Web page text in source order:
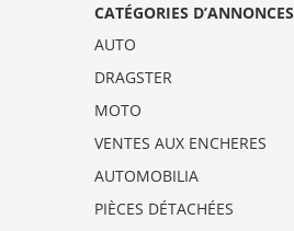
CATÉGORIES D’ANNONCES
AUTO
DRAGSTER
MOTO
VENTES AUX ENCHERES
AUTOMOBILIA
PIÈCES DÉTACHÉES